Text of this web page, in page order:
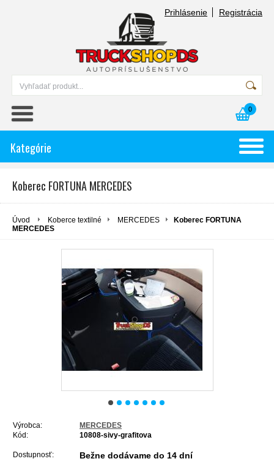
Prihlásenie Registrácia
0
Kategórie
Koberec FORTUNA MERCEDES
Úvod Koberce textilné MERCEDES
Koberec FORTUNA
MERCEDES
Výrobca:
MERCEDES
Kód:
10808-sivy-grafitova
Dostupnosť: Bežne dodávame do 14 dní